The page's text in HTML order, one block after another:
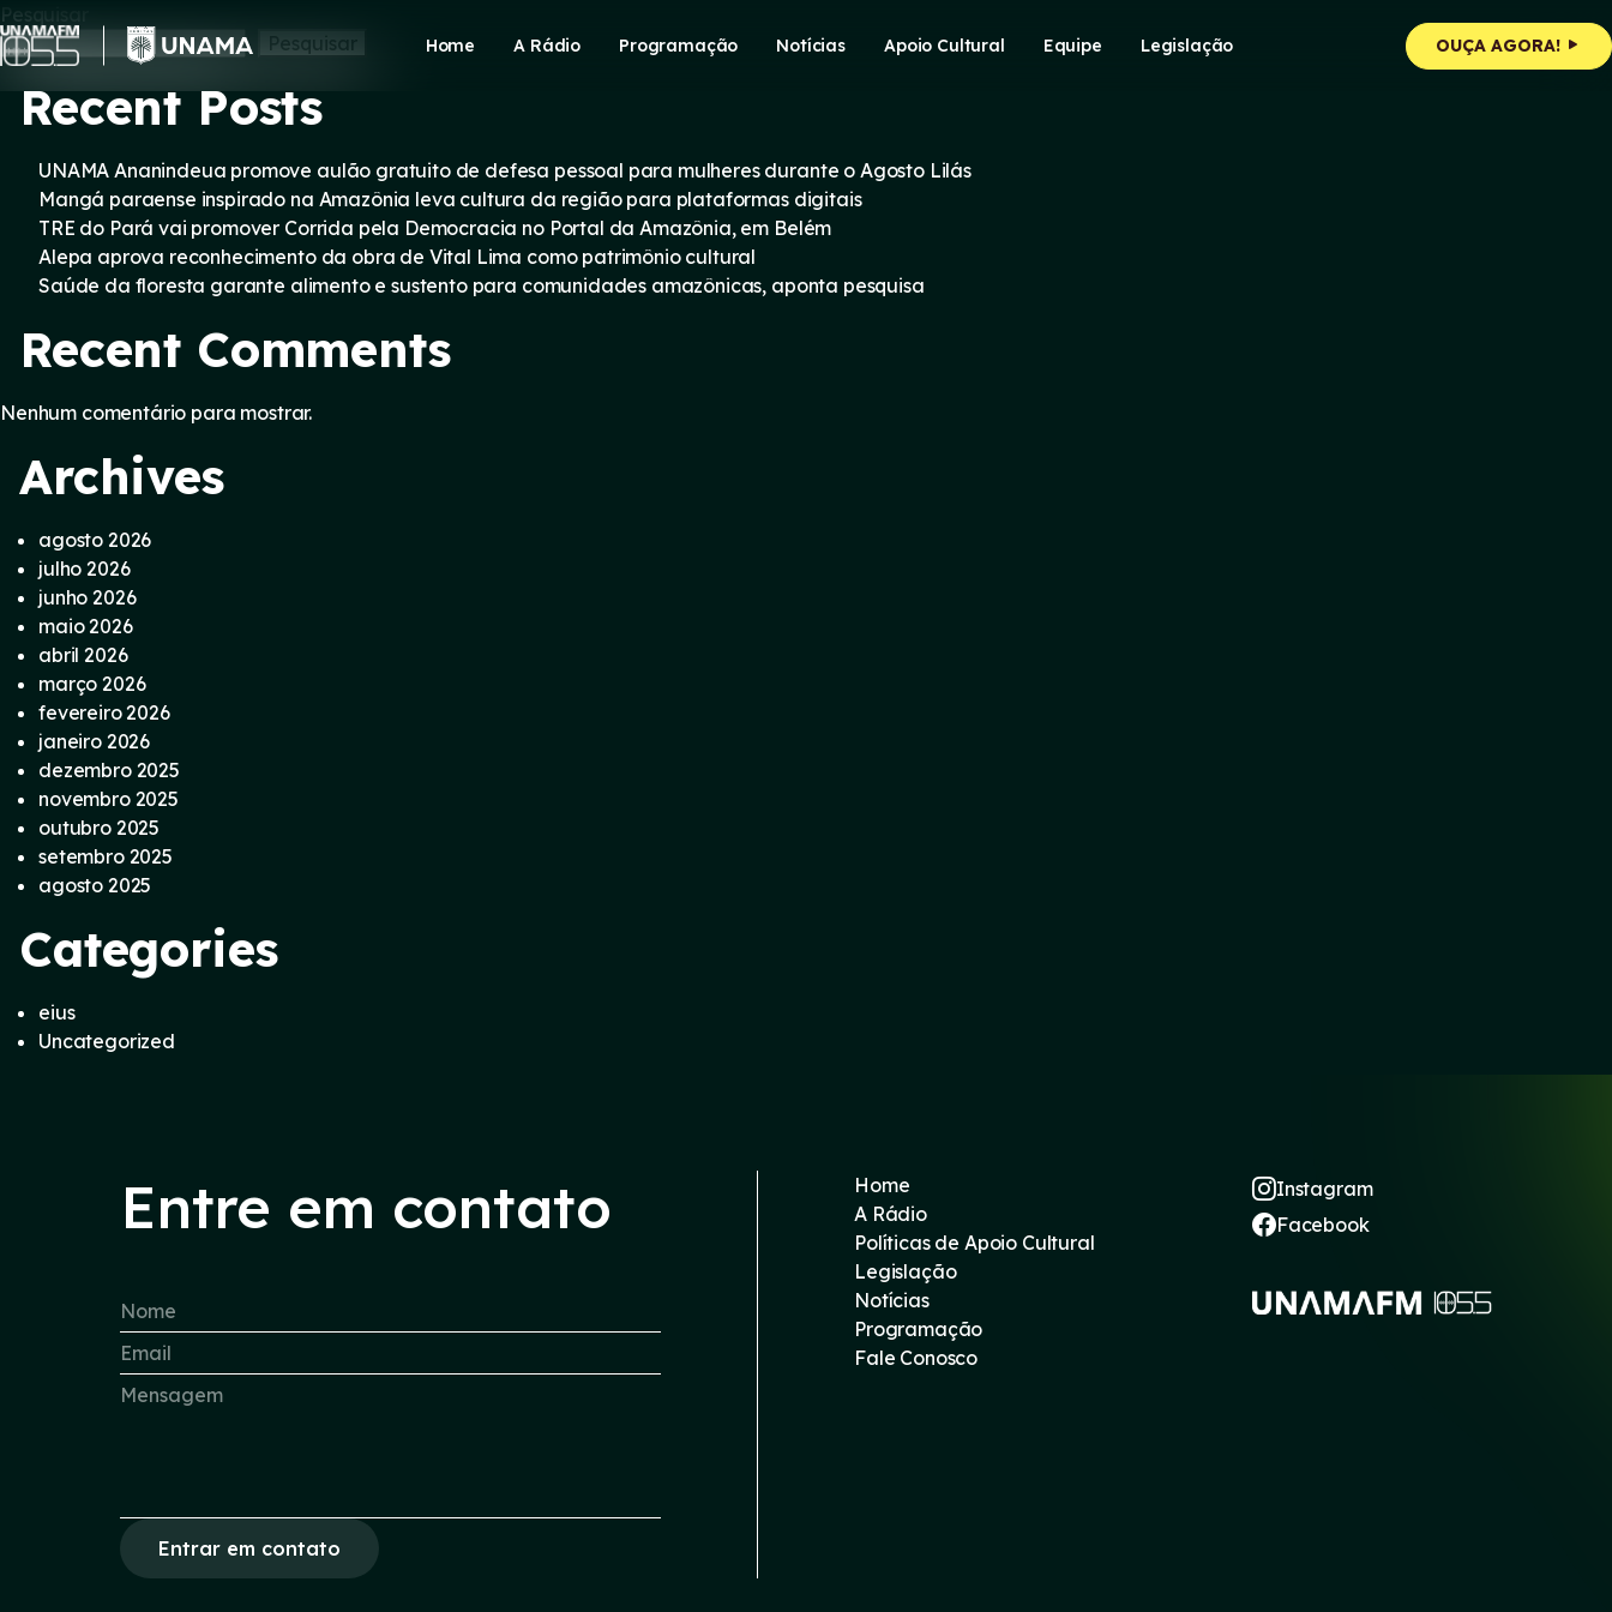
Skip
to
content
Home A Rádio Programação Notícias Apoio Cultural Equipe Legislação OUÇA AGORA!
Pesquisar
Pesquisar
Recent Posts
UNAMA Ananindeua promove aulão gratuito de defesa pessoal para mulheres durante o Agosto Lilás
Mangá paraense inspirado na Amazônia leva cultura da região para plataformas digitais
TRE do Pará vai promover Corrida pela Democracia no Portal da Amazônia, em Belém
Alepa aprova reconhecimento da obra de Vital Lima como patrimônio cultural
Saúde da floresta garante alimento e sustento para comunidades amazônicas, aponta pesquisa
Recent Comments
Nenhum comentário para mostrar.
Archives
agosto 2026
julho 2026
junho 2026
maio 2026
abril 2026
março 2026
fevereiro 2026
janeiro 2026
dezembro 2025
novembro 2025
outubro 2025
setembro 2025
agosto 2025
Categories
eius
Uncategorized
Entre em contato
Entrar em contato
Home
A Rádio
Políticas de Apoio Cultural
Legislação
Notícias
Programação
Fale Conosco
Instagram
Facebook